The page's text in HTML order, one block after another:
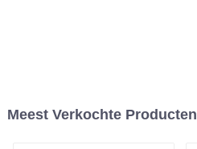
Meest Verkochte Producten